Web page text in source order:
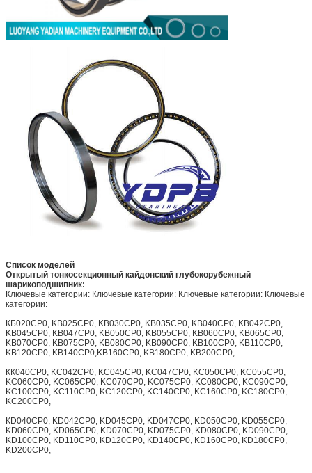
Список моделей
Открытый тонкосекционный кайдонский глубокорубежный
шарикоподшипник:
Ключевые категории: Ключевые категории: Ключевые категории: Ключевые
категории:
КБ020CP0, KB025CP0, KB030CP0, KB035CP0, KB040CP0, KB042CP0,
KB045CP0, KB047CP0, KB050CP0, KB055CP0, KB060CP0, KB065CP0,
KB070CP0, KB075CP0, KB080CP0, KB090CP0, KB100CP0, KB110CP0,
KB120CP0, KB140CP0,KB160CP0, KB180CP0, KB200CP0,
КК040CP0, KC042CP0, KC045CP0, KC047CP0, KC050CP0, KC055CP0,
KC060CP0, KC065CP0, KC070CP0, KC075CP0, KC080CP0, KC090CP0,
KC100CP0, KC110CP0, KC120CP0, KC140CP0, KC160CP0, KC180CP0,
KC200CP0,
КD040CP0, KD042CP0, KD045CP0, KD047CP0, KD050CP0, KD055CP0,
KD060CP0, KD065CP0, KD070CP0, KD075CP0, KD080CP0, KD090CP0,
KD100CP0, KD110CP0, KD120CP0, KD140CP0, KD160CP0, KD180CP0,
KD200CP0,